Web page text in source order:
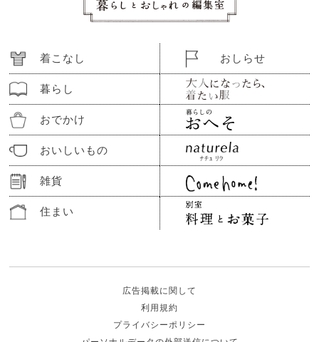
着こなし
暮らし
おでかけ
おいしいもの
雑貨
住まい
おしらせ
広告掲載に関して
利用規約
プライバシーポリシー